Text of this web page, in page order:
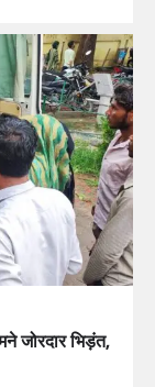
जोरदार भिड़ंत,